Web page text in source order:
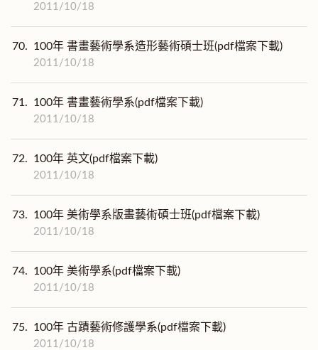
2011/10/18
70. 100年 書畫藝術學系造形藝術碩士班(pdf檔案下載)
2011/10/18
71. 100年 書畫藝術學系(pdf檔案下載)
2011/10/18
72. 100年 英文(pdf檔案下載)
2011/10/18
73. 100年 美術學系版畫藝術碩士班(pdf檔案下載)
2011/10/18
74. 100年 美術學系(pdf檔案下載)
2011/10/18
75. 100年 古蹟藝術修護學系(pdf檔案下載)
2011/10/18